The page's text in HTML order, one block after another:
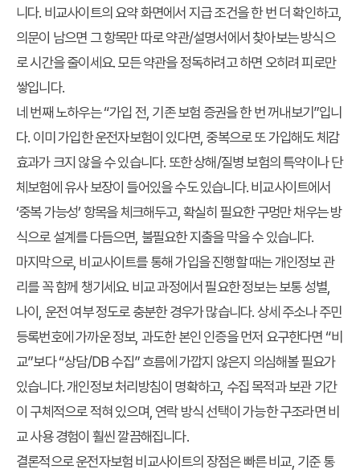
니다. 비교사이트의 요약 화면에서 지급 조건을 한 번 더 확인하고,
의문이 남으면 그 항목만 따로 약관/설명서에서 찾아보는 방식으
로 시간을 줄이세요. 모든 약관을 정독하려고 하면 오히려 피로만
쌓입니다.
네 번째 노하우는 “가입 전, 기존 보험 증권을 한 번 꺼내보기”입니
다. 이미 가입한 운전자보험이 있다면, 중복으로 또 가입해도 체감
효과가 크지 않을 수 있습니다. 또한 상해/질병 보험의 특약이나 단
체보험에 유사 보장이 들어있을 수도 있습니다. 비교사이트에서
‘중복 가능성’ 항목을 체크해두고, 확실히 필요한 구멍만 채우는 방
식으로 설계를 다듬으면, 불필요한 지출을 막을 수 있습니다.
마지막으로, 비교사이트를 통해 가입을 진행할 때는 개인정보 관
리를 꼭 함께 챙기세요. 비교 과정에서 필요한 정보는 보통 성별,
나이, 운전 여부 정도로 충분한 경우가 많습니다. 상세 주소나 주민
등록번호에 가까운 정보, 과도한 본인 인증을 먼저 요구한다면 “비
교”보다 “상담/DB 수집” 흐름에 가깝지 않은지 의심해볼 필요가
있습니다. 개인정보 처리방침이 명확하고, 수집 목적과 보관 기간
이 구체적으로 적혀 있으며, 연락 방식 선택이 가능한 구조라면 비
교 사용 경험이 훨씬 깔끔해집니다.
결론적으로 운전자보험 비교사이트의 장점은 빠른 비교, 기준 통